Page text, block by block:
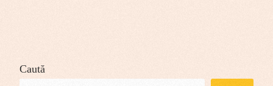
Caută